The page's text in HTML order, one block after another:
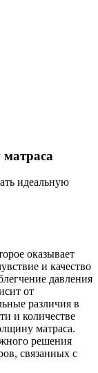
идеальную
оказывает
и качество
давления
от
различия в
и количестве
матраса.
решения
связанных с